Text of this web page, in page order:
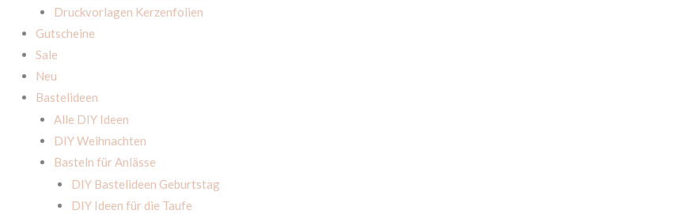
Druckvorlagen Kerzenfolien
Gutscheine
Sale
Neu
Bastelideen
Alle DIY Ideen
DIY Weihnachten
Basteln für Anlässe
DIY Bastelideen Geburtstag
DIY Ideen für die Taufe